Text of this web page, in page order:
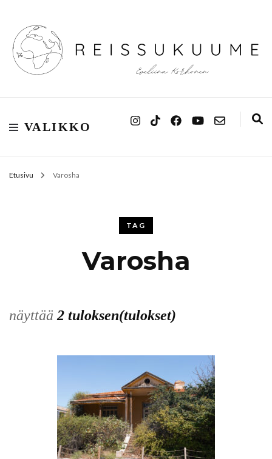
Reissukuume
VALIKKO
Etusivu Varosha
TAG
Varosha
näyttää 2 tuloksen(tulokset)